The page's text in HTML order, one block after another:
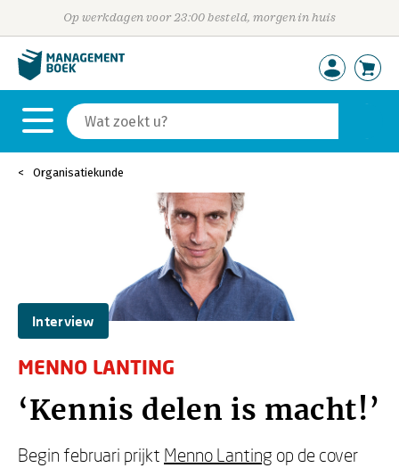
Op werkdagen voor 23:00 besteld, morgen in huis
Organisatiekunde
Interview
MENNO LANTING
‘Kennis delen is macht!’
Begin februari prijkt Menno Lanting op de cover